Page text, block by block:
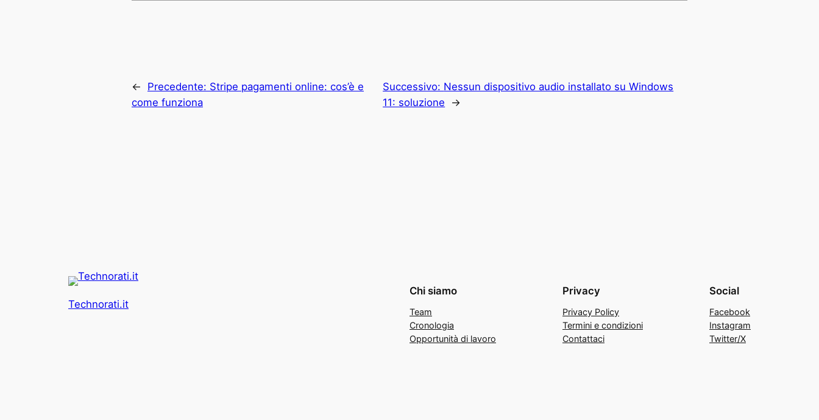
← Precedente: Stripe pagamenti online: cos’è e
come funziona
Successivo: Nessun dispositivo audio installato su Windows
11: soluzione
→
Technorati.it
Chi siamo
Team
Cronologia
Opportunità di lavoro
Privacy
Privacy Policy
Termini e condizioni
Contattaci
Social
Facebook
Instagram
Twitter/X